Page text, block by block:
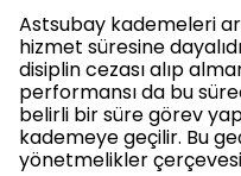
Astsubay kademeleri
hizmet süresine
disiplin cezası alıp
performansı da bu
belirli bir süre görev
kademeye geçilir. Bu
yönetmelikler